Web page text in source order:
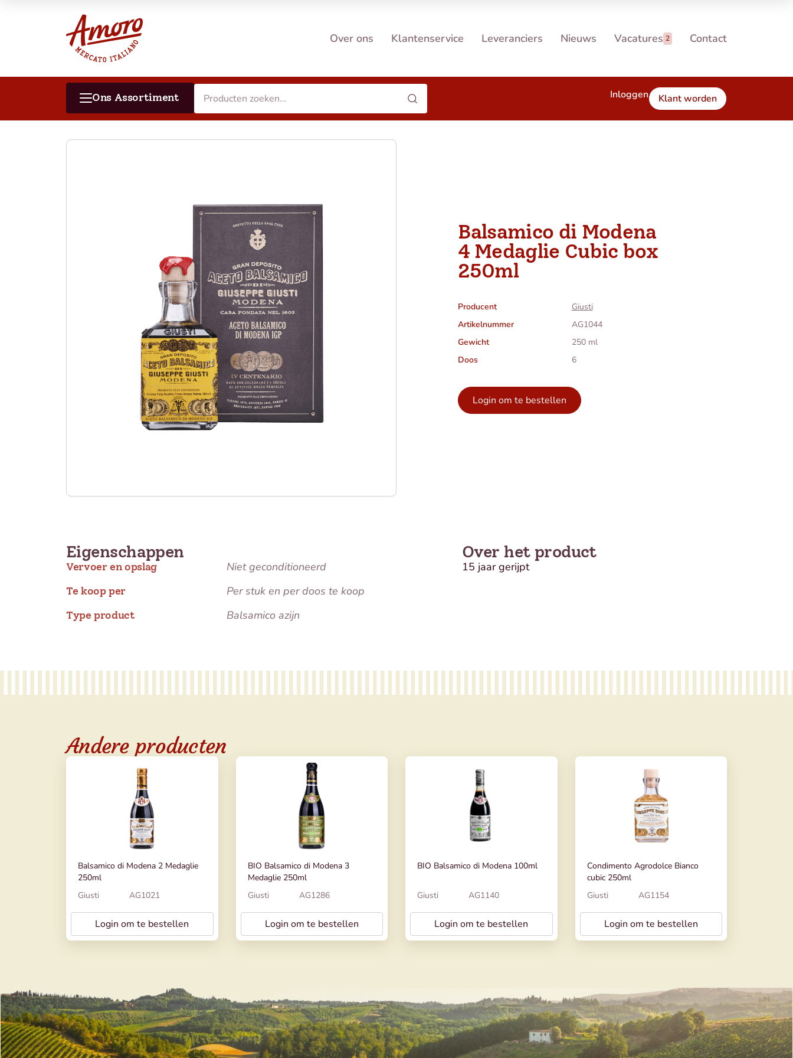
Over ons Klantenservice Leveranciers Nieuws Vacatures 2 Contact
Ons Assortiment Inloggen Klant worden
Balsamico di Modena
4 Medaglie Cubic box
250ml
Producent
Giusti
Artikelnummer
AG1044
Gewicht
250 ml
Doos
6
Login om te bestellen
Eigenschappen
Vervoer en opslag Niet geconditioneerd
Te koop per Per stuk en per doos te koop
Type product Balsamico azijn
Over het product
15 jaar gerijpt
Andere producten
Balsamico di Modena 2 Medaglie
250ml
Giusti
AG1021
Login om te bestellen
BIO Balsamico di Modena 3
Medaglie 250ml
Giusti
AG1286
Login om te bestellen
BIO Balsamico di Modena 100ml
Giusti AG1140
Login om te bestellen
Condimento Agrodolce Bianco
cubic 250ml
Giusti
AG1154
Login om te bestellen